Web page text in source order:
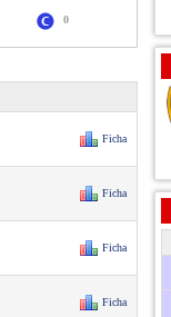
0
Ficha
Ficha
Ficha
Ficha